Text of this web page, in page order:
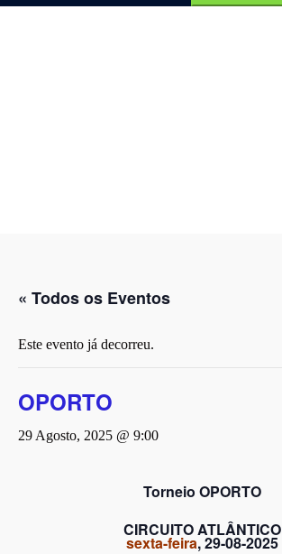
por:
« Todos os Eventos
Este evento já decorreu.
OPORTO
29 Agosto, 2025 @ 9:00
Torneio OPORTO
CIRCUITO ATLÂNTICO
sexta-feira, 29-08-2025